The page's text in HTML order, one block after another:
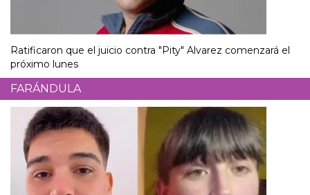
Ratificaron que el juicio contra "Pity" Alvarez comenzará el
próximo lunes
FARÁNDULA